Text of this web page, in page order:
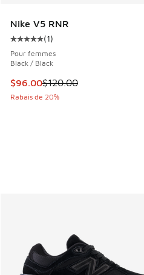
Nike V5 RNR
Cote moyenne du client - [5
(1)
Pour femmes
Black / Black
Cet article est en solde. Le
$96.00$120.00
Rabais de 20%